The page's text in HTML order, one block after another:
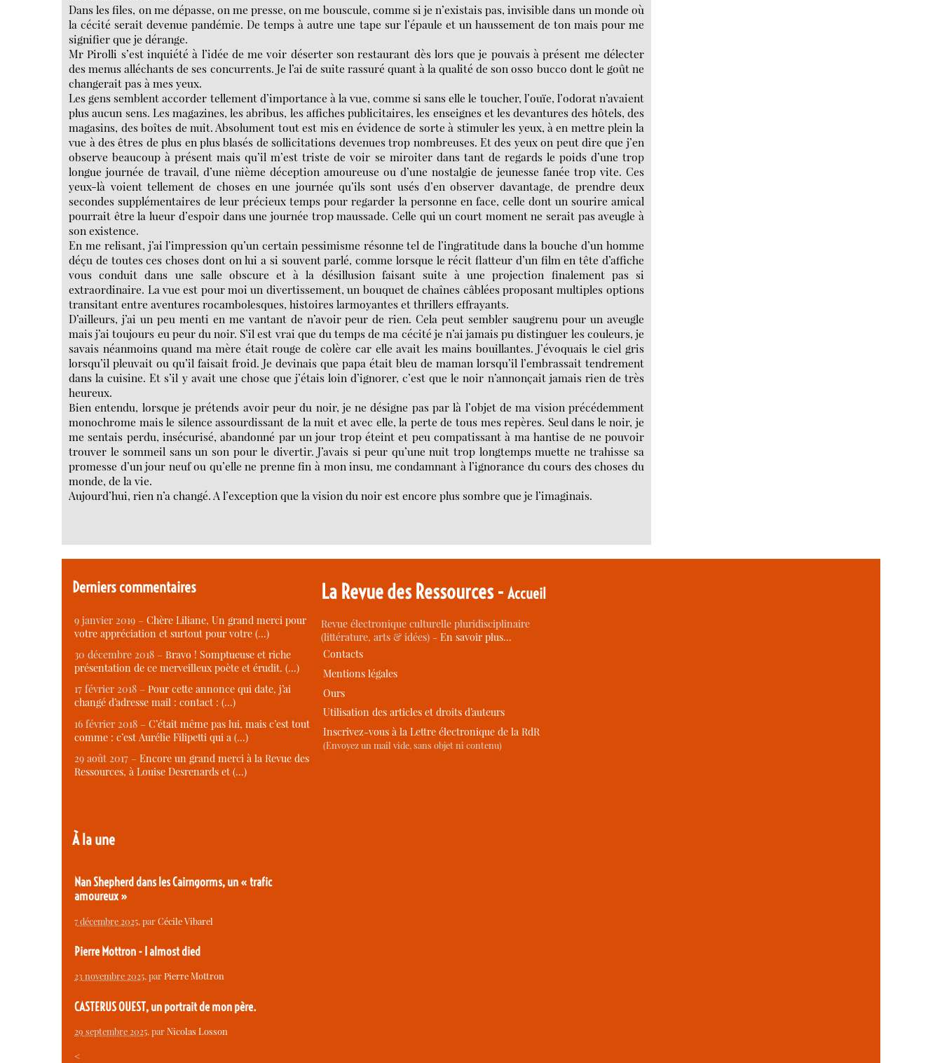
Dans les files, on me dépasse, on me presse, on me bouscule, comme si je n’existais pas, invisible dans un monde où
la cécité serait devenue pandémie. De temps à autre une tape sur l’épaule et un haussement de ton mais pour me
signifier que je dérange.
Mr Pirolli s’est inquiété à l’idée de me voir déserter son restaurant dès lors que je pouvais à présent me délecter
des menus alléchants de ses concurrents. Je l’ai de suite rassuré quant à la qualité de son osso bucco dont le goût ne
changerait pas à mes yeux.
Les gens semblent accorder tellement d’importance à la vue, comme si sans elle le toucher, l’ouïe, l’odorat n’avaient
plus aucun sens. Les magazines, les abribus, les affiches publicitaires, les enseignes et les devantures des hôtels, des
magasins, des boîtes de nuit. Absolument tout est mis en évidence de sorte à stimuler les yeux, à en mettre plein la
vue à des êtres de plus en plus blasés de sollicitations devenues trop nombreuses. Et des yeux on peut dire que j’en
observe beaucoup à présent mais qu’il m’est triste de voir se miroiter dans tant de regards le poids d’une trop
longue journée de travail, d’une nième déception amoureuse ou d’une nostalgie de jeunesse fanée trop vite. Ces
yeux-là voient tellement de choses en une journée qu’ils sont usés d’en observer davantage, de prendre deux
secondes supplémentaires de leur précieux temps pour regarder la personne en face, celle dont un sourire amical
pourrait être la lueur d’espoir dans une journée trop maussade. Celle qui un court moment ne serait pas aveugle à
son existence.
En me relisant, j’ai l’impression qu’un certain pessimisme résonne tel de l’ingratitude dans la bouche d’un homme
déçu de toutes ces choses dont on lui a si souvent parlé, comme lorsque le récit flatteur d’un film en tête d’affiche
vous conduit dans une salle obscure et à la désillusion faisant suite à une projection finalement pas si
extraordinaire. La vue est pour moi un divertissement, un bouquet de chaînes câblées proposant multiples options
transitant entre aventures rocambolesques, histoires larmoyantes et thrillers effrayants.
D’ailleurs, j’ai un peu menti en me vantant de n’avoir peur de rien. Cela peut sembler saugrenu pour un aveugle
mais j’ai toujours eu peur du noir. S’il est vrai que du temps de ma cécité je n’ai jamais pu distinguer les couleurs, je
savais néanmoins quand ma mère était rouge de colère car elle avait les mains bouillantes. J’évoquais le ciel gris
lorsqu’il pleuvait ou qu’il faisait froid. Je devinais que papa était bleu de maman lorsqu’il l’embrassait tendrement
dans la cuisine. Et s’il y avait une chose que j’étais loin d’ignorer, c’est que le noir n’annonçait jamais rien de très
heureux.
Bien entendu, lorsque je prétends avoir peur du noir, je ne désigne pas par là l’objet de ma vision précédemment
monochrome mais le silence assourdissant de la nuit et avec elle, la perte de tous mes repères. Seul dans le noir, je
me sentais perdu, insécurisé, abandonné par un jour trop éteint et peu compatissant à ma hantise de ne pouvoir
trouver le sommeil sans un son pour le divertir. J’avais si peur qu’une nuit trop longtemps muette ne trahisse sa
promesse d’un jour neuf ou qu’elle ne prenne fin à mon insu, me condamnant à l’ignorance du cours des choses du
monde, de la vie.
Aujourd’hui, rien n’a changé. A l’exception que la vision du noir est encore plus sombre que je l’imaginais.
Derniers commentaires
9 janvier 2019 – Chère Liliane, Un grand merci pour
votre appréciation et surtout pour votre (…)
30 décembre 2018 – Bravo ! Somptueuse et riche
présentation de ce merveilleux poète et érudit. (…)
17 février 2018 – Pour cette annonce qui date, j’ai
changé d’adresse mail : contact : (…)
16 février 2018 – C’était même pas lui, mais c’est tout
comme : c’est Aurélie Filipetti qui a (…)
29 août 2017 – Encore un grand merci à la Revue des
Ressources, à Louise Desrenards et (…)
À la une
Nan Shepherd dans les Cairngorms, un « trafic
amoureux »
7 décembre 2025, parCécile Vibarel
Pierre Mottron - I almost died
23 novembre 2025, parPierre Mottron
CASTERUS OUEST, un portrait de mon père.
29 septembre 2025, parNicolas Losson
<
La Revue des Ressources -Accueil
Revue électronique culturelle pluridisciplinaire
(littérature, arts & idées) -En savoir plus…
Contacts
Mentions légales
Ours
Utilisation des articles et droits d’auteurs
Inscrivez-vous à la Lettre électronique de la RdR
(Envoyez un mail vide, sans objet ni contenu)